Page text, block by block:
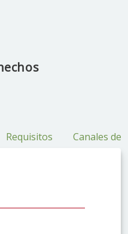
Requisitos Canales de